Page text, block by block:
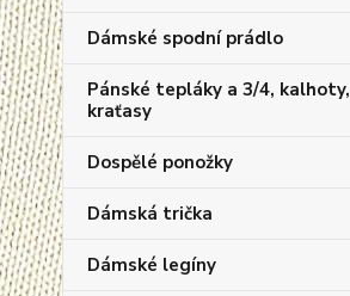
Dámské spodní prádlo
Pánské tepláky a 3/4, kalhoty,
kraťasy
Dospělé ponožky
Dámská trička
Dámské legíny